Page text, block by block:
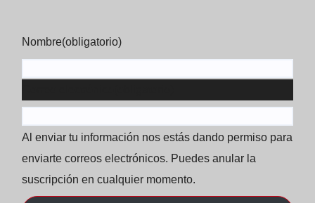
Nombre(obligatorio)
Al enviar tu información nos estás dando permiso para
enviarte correos electrónicos. Puedes anular la
suscripción en cualquier momento.